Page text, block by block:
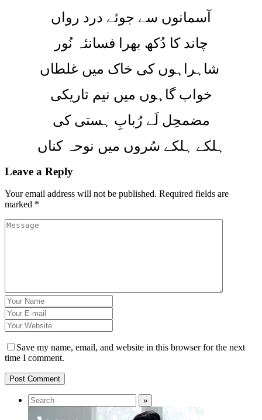
آسمانوں سے جوئے درد رواں
چاند کا دُکھ بھرا فسانئہ نُور
شاہراہوں کی خاک میں غلطاں
خواب گاہوں میں نیم تاریکی
مضمحِل لَے رُبابِ ہستی کی
ہلکے ہلکے سُروں میں نوحہ کناں
Leave a Reply
Your email address will not be published. Required fields are
marked *
Save my name, email, and website in this browser for the next
time I comment.